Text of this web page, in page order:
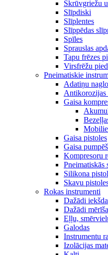
Skrūvgriežu
Slīpdiski
Slīplentes
Slīppēdas
Spīles
Sprauslas
Tapu frēzes
Virsfrēžu
Pneimatiskie
Adatiņu
Antikorozijas
Gaisa
Gaisa pistoles
Gaisa
Kompresoru
Pneimatiskās
Silikona
Skavu
Rokas instrumenti
Dažādi
Dažādi
Eļļu,
Galodas
Instrumentu
Izolācijas